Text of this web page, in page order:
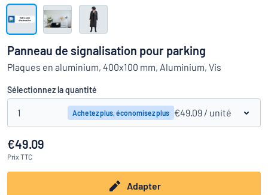
ne parvenez pas à trouver ce que vous cherchez ?
travail
Montrer toutes les catégories
Demande
devis
Se
connecter
Service
clients
Particulier
Entreprise
Panneau de signalisation pour parking
Plaques en aluminium, 400x100 mm, Aluminium, Vis
Sélectionnez la quantité
1 Achetez plus, économisez plus €49.09 / unité
€49.09
PrixTTC
Adapter